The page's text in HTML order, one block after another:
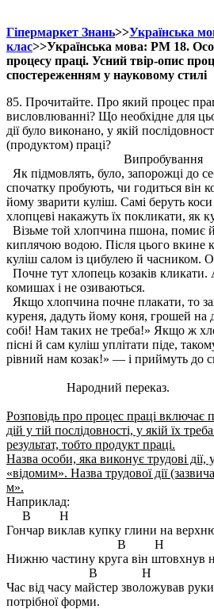
Гіпермаркет Знань>>Українська
клас>>Українська мова: РМ 18.
процесу праці. Усний твір-опис
спостереженням у науковому стилі
85. Прочитайте. Про який процес
висловлюванні? Що необхідне для
дії було виконано, у якій
(продуктом) праці?
Випробування
Як підмовлять, було, запорожці до
спочатку пробують, чи годиться він
йому зварити куліш. Самі беруть
хлопцеві накажуть їх покликати, як
Візьме той хлопчина пшона, помиє
киплячою водою. Після цього вкине
куліш салом із цибулею й часником.
Почне тут хлопець козаків кликати.
комишах і не озиваються.
Якщо хлопчина почне плакати, то
куреня, дадуть йому коня, грошей на
собі! Нам таких не треба!» Якщо ж
пісні й сам куліш уплітати піде,
рівний нам козак!» — і приймуть до
Народний переказ.
Розповідь про процес праці включає
дій у тій послідовності, у якій їх
результат, тобто продукт праці.
Назва особи, яка виконує трудові дії,
«відомим». Назва трудової дії
м».
Наприклад:
В Н
Гончар виклав купку глини на
В Н
Нижню частину круга він штовхнув
В Н
Час від часу майстер зволожував
потрібної форми.